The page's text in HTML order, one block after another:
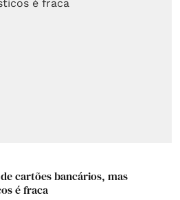
cartões bancários, mas
é fraca